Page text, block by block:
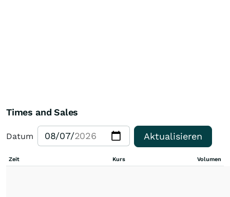
Times and Sales
Datum Aktualisieren
Zeit Kurs Volumen